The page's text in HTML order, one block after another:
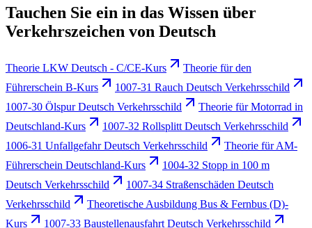
Tauchen Sie ein in das Wissen über
Verkehrszeichen von Deutsch
Theorie LKW Deutsch - C/CE-Kurs
Theorie für den
Führerschein B-Kurs
1007-31 Rauch Deutsch Verkehrsschild
1007-30 Ölspur Deutsch Verkehrsschild
Theorie für Motorrad in
Deutschland-Kurs
1007-32 Rollsplitt Deutsch Verkehrsschild
1006-31 Unfallgefahr Deutsch Verkehrsschild
Theorie für AM-
Führerschein Deutschland-Kurs
1004-32 Stopp in 100 m
Deutsch Verkehrsschild
1007-34 Straßenschäden Deutsch
Verkehrsschild
Theoretische Ausbildung Bus & Fernbus (D)-
Kurs
1007-33 Baustellenausfahrt Deutsch Verkehrsschild